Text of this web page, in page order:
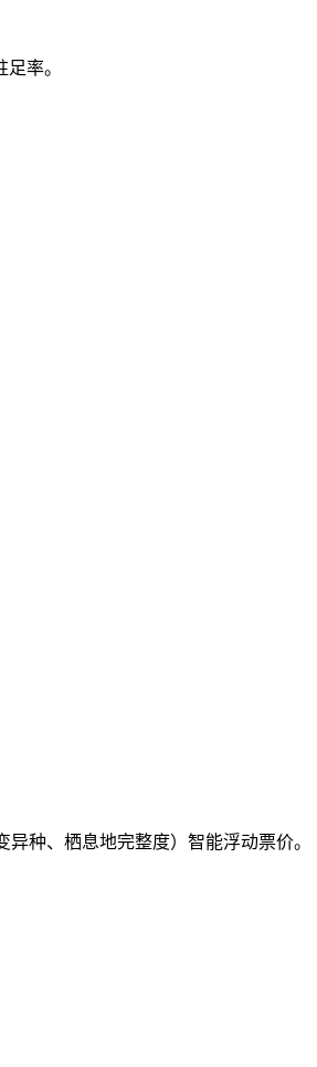
率。
种、栖息地完整度）智能浮动票价。